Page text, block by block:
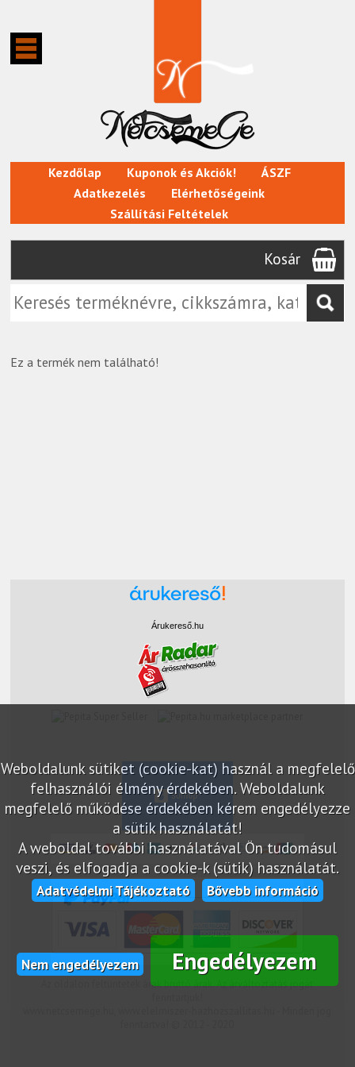
Kezdőlap Kuponok és Akciók!
ÁSZF
Adatkezelés
Elérhetőségeink
Szállítási Feltételek
Kosár
Ez a termék nem található!
Weboldalunk sütiket (cookie-kat) használ a megfelelő
felhasználói élmény érdekében. Weboldalunk
megfelelő működése érdekében kérem engedélyezze
a sütik használatát!
A weboldal további használatával Ön tudomásul
veszi, és elfogadja a cookie-k (sütik) használatát.
Adatvédelmi Tájékoztató Bővebb információ
Nem engedélyezem Engedélyezem
Árukereső.hu
Az oldalon feltüntetek árak bruttó árak. Az árváltoztatás jogát